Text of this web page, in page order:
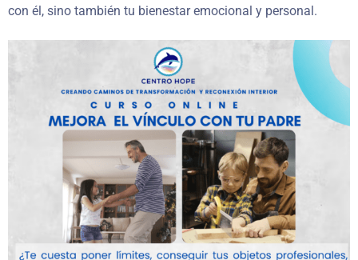
con él, sino también tu bienestar emocional y personal.